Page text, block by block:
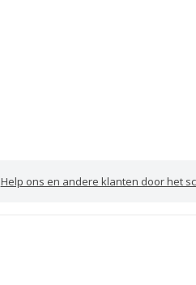
Help ons en andere klanten door het